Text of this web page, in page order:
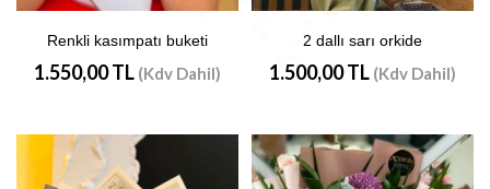
Renkli kasımpatı buketi
1.550,00 TL (Kdv Dahil)
2 dallı sarı orkide
1.500,00 TL (Kdv Dahil)